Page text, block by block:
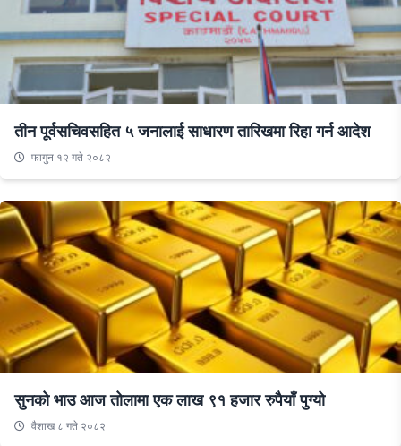
तीन पूर्वसचिवसहित ५ जनालाई साधारण तारिखमा रिहा गर्न आदेश
फागुन १२ गते २०८२
सुनको भाउ आज तोलामा एक लाख ९१ हजार रुपैयाँ पुग्यो
वैशाख ८ गते २०८२